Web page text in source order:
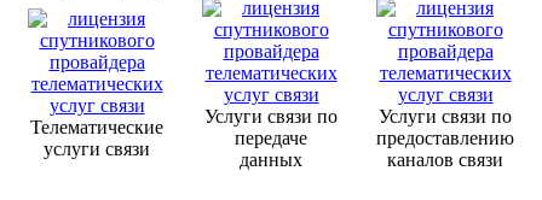
Телематические
услуги связи
Услуги связи по
передаче
данных
Услуги связи по
предоставлению
каналов связи